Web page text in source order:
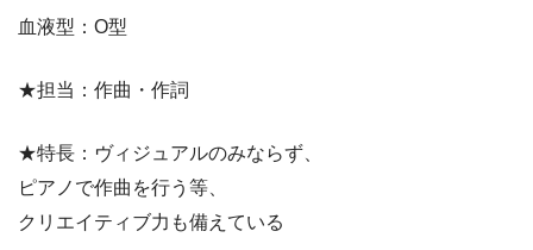
血液型：O型
★担当：作曲・作詞
★特長：ヴィジュアルのみならず、
ピアノで作曲を行う等、
クリエイティブ力も備えている